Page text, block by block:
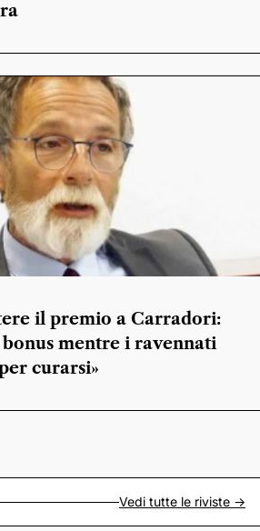
il premio a Carradori:
mentre i ravennati
curarsi»
Vedi tutte le riviste ->